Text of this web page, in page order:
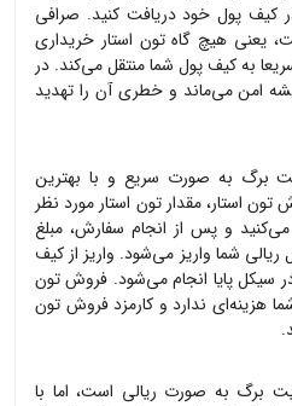
کیف پول خود دریافت کنید. صرافی
تون استار خریداری
به کیف پول شما منتقل می‌کند. در
امن می‌ماند و خطری آن را تهدید
برگ به صورت سریع و با بهترین
تون استار، مقدارتون استار مورد نظر
و پس از انجام سفارش، مبلغ
شما واریز می‌شود. واریز از کیف
سیکل پایا انجام می‌شود. فروشتون
هزینه‌ای ندارد و کارمزد فروش تون
برگ به صورت ریالی است، اما با